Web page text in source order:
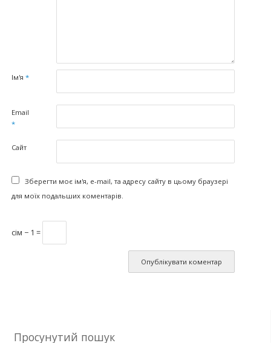
Ім'я *
Email
*
Сайт
Зберегти моє ім'я, e-mail, та адресу сайту в цьому браузері
для моїх подальших коментарів.
сім − 1 =
Просунутий пошук